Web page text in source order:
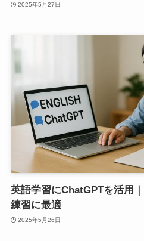
2025年5月27日
英語学習にChatGPTを活用
練習に最適
2025年5月26日